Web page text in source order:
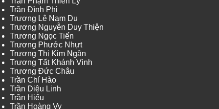
Trần Đình Phi
Trương Lê Nam Du
Trương Nguyễn Duy Thiện
Trương Ngọc Tiến
Trương Phước Nhựt
Trương Thị Kim Ngân
Trương Tất Khánh Vinh
Trương Đức Châu
Trần Chí Hào
Trần Diệu Linh
Trần Hiếu
Trần Hoàng Vy